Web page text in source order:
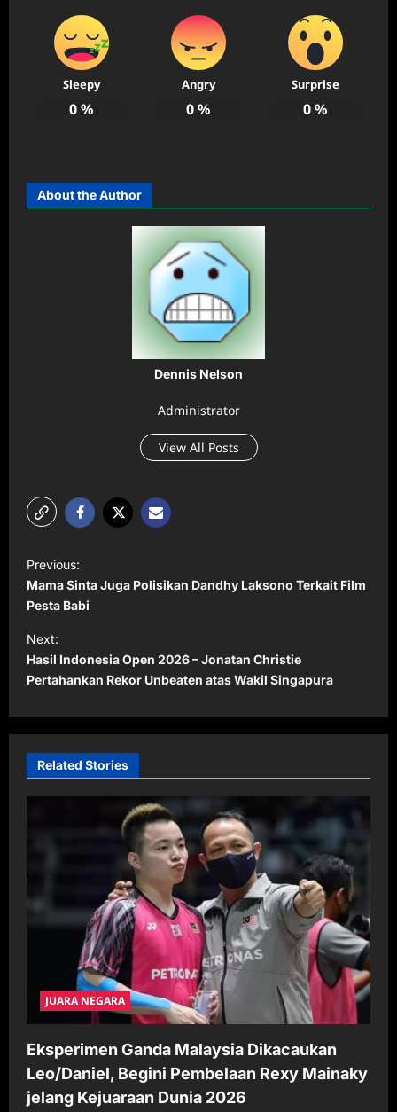
Sleepy
0%
Angry
0%
Surprise
0%
About the Author
Dennis Nelson
Administrator
View All Posts
o
s
t
n
a
v
g
a
n
Previous:
Mama Sinta Juga Polisikan Dandhy Laksono Terkait Film
Pesta Babi
Next:
Hasil Indonesia Open 2026 – Jonatan Christie
Pertahankan Rekor Unbeaten atas Wakil Singapura
Related Stories
JUARA NEGARA
Eksperimen Ganda Malaysia Dikacaukan
Leo/Daniel, Begini Pembelaan Rexy Mainaky
jelang Kejuaraan Dunia 2026